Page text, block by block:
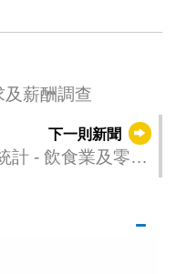
薪酬調查
下一則新聞
計 - 飲食業及零售